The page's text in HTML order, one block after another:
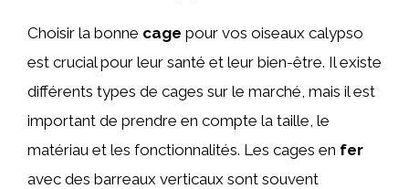
Choisir la bonne cage pour vos oiseaux calypso
est crucial pour leur santé et leur bien-être. Il existe
différents types de cages sur le marché, mais il est
important de prendre en compte la taille, le
matériau et les fonctionnalités. Les cages en fer
avec des barreaux verticaux sont souvent